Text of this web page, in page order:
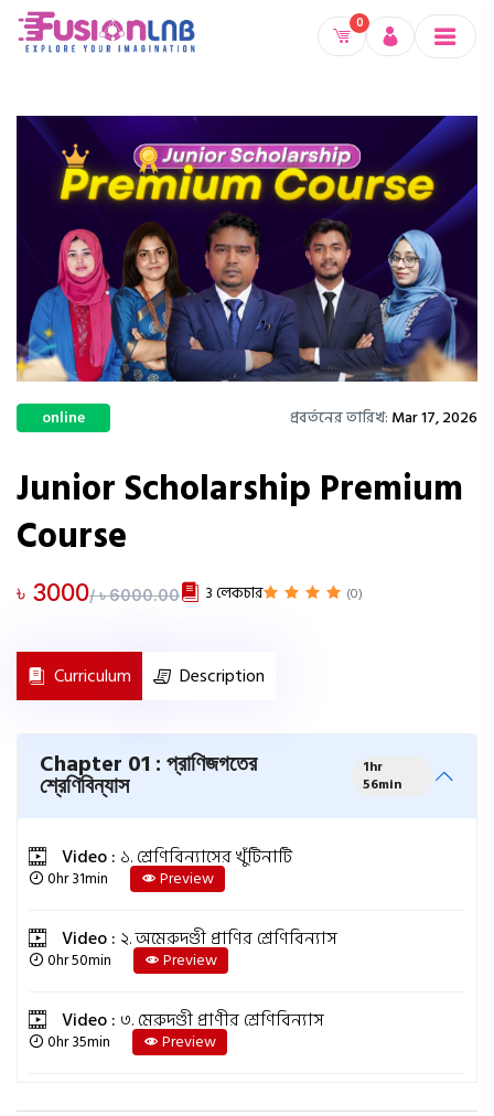
0
online প্রবর্তনের তারিখ: Mar 17, 2026
Junior Scholarship Premium
Course
৳ 3000/ ৳ 6000.00 3 লেকচার (0)
Curriculum Description
Chapter 01 : প্রাণিজগতের
শ্রেণিবিন্যাস
1hr
56min
Video : ১. শ্রেণিবিন্যাসের খুঁটিনাটি
0hr 31min Preview
Video : ২. অমেরুদণ্ডী প্রাণির শ্রেণিবিন্যাস
0hr 50min Preview
Video : ৩. মেরুদণ্ডী প্রাণীর শ্রেণিবিন্যাস
0hr 35min Preview